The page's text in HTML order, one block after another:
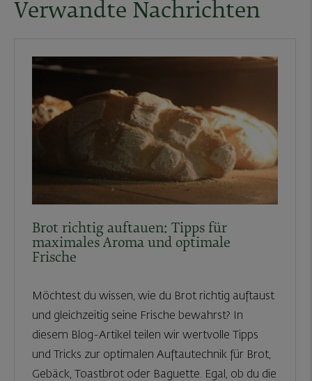
Verwandte Nachrichten
Brot richtig auftauen: Tipps für
maximales Aroma und optimale
Frische
Möchtest du wissen, wie du Brot richtig auftaust
und gleichzeitig seine Frische bewahrst? In
diesem Blog-Artikel teilen wir wertvolle Tipps
und Tricks zur optimalen Auftautechnik für Brot,
Gebäck, Toastbrot oder Baguette. Egal, ob du die